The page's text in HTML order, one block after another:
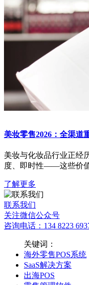
美妆零售2026：全渠道
美妆与化妆品行业正经
度、即时性——这些价
了解更多
联系我们
关注微信公众号
咨询电话：134 8223
关键词：
海外零售POS系统
SaaS解决方案
出海POS